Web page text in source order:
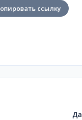
ссылку
Да